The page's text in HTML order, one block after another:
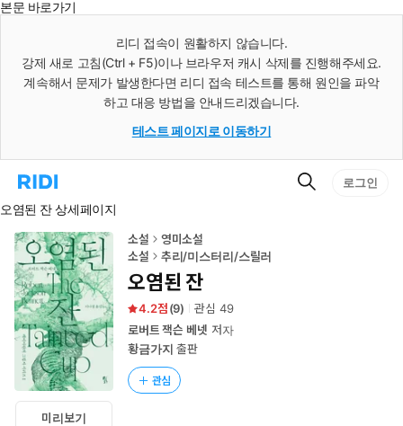
본문 바로가기
리디 접속이 원활하지 않습니다.
강제 새로 고침(Ctrl + F5)이나 브라우저 캐시 삭제를 진행해주세요.
계속해서 문제가 발생한다면 리디 접속 테스트를 통해 원인을 파악
하고 대응 방법을 안내드리겠습니다.
테스트 페이지로 이동하기
리
홈
로
이
동
검
로그인
오염된 잔 상세페이지
미리보기
소설
영미소설
소설
추리/미스터리/스릴러
오염된 잔
4.2 (9) 관심 49
로버트 잭슨 베넷 저자
황금가지 출판
관심